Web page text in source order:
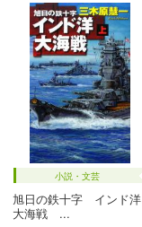
小説・文芸
旭日の鉄十字 インド洋
大海戦 ...